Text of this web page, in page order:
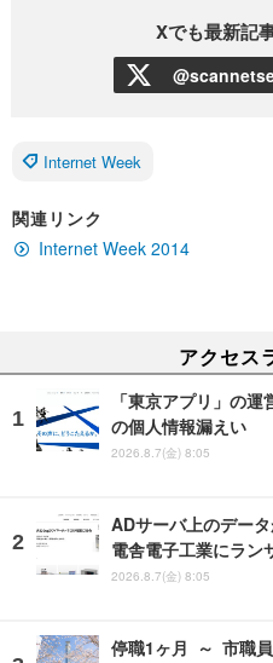
Xでも最新記
Internet Week
関連リンク
Internet Week 2014
アクセス
「東京アプリ」の
の個人情報漏えい
2026.8.7(金) 8:05
ADサーバ上のデー
電舎電子工業にラン
2026.8.7(金) 8:05
停職1ヶ月 ～ 市職